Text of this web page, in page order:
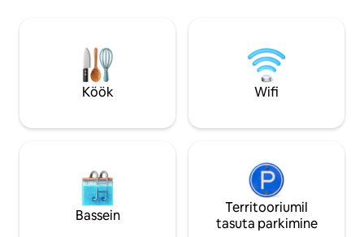
konditsioneer. Määratud salajane
parkimisala külastajate parkimisega.
Restoranide, ranna, kaupluste ja Salta
ostukeskuse lähedal.
Umhlanga/Ballito
lennujaamast.
varugeneraator
Köök Wifi
Bassein
Territooriumil
tasuta parkimine